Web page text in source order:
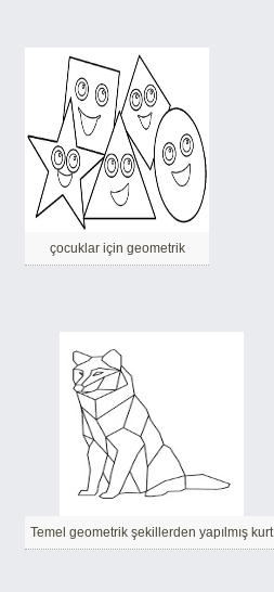
çocuklar için geometrik
Temel geometrik şekillerden yapılmış kurt